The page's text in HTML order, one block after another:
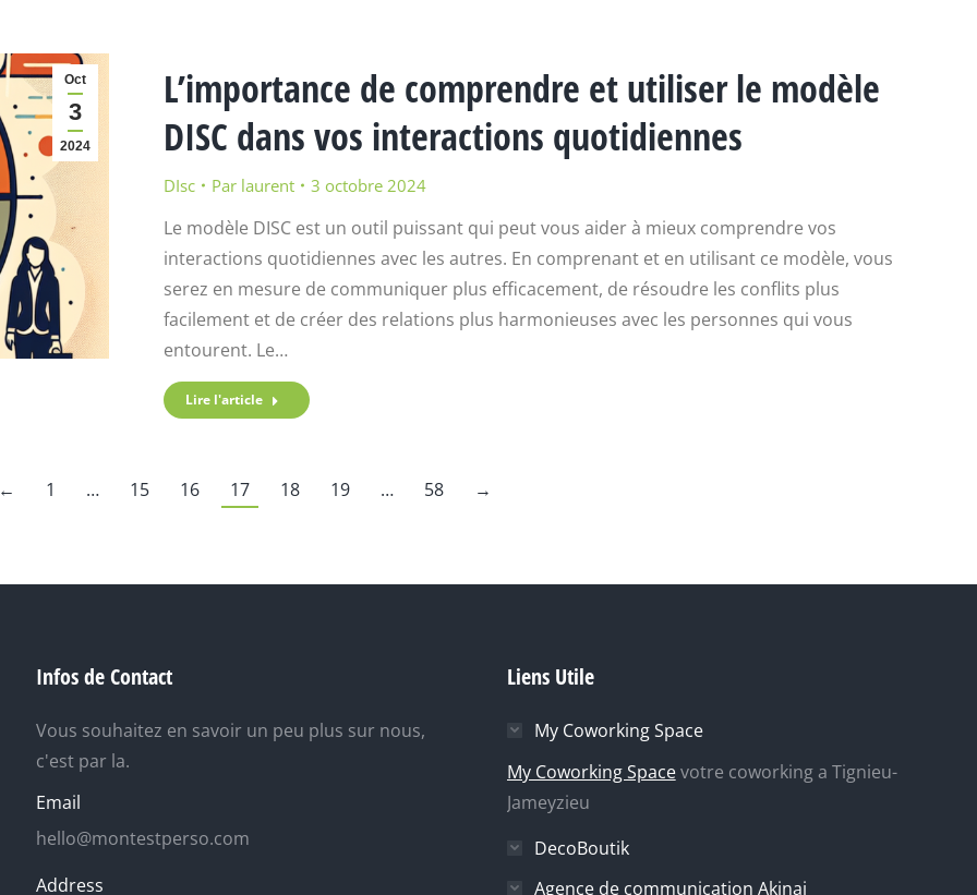
Oct
3
2024
L’importance de comprendre et utiliser le modèle
DISC dans vos interactions quotidiennes
DIsc Par laurent 3 octobre 2024
Le modèle DISC est un outil puissant qui peut vous aider à mieux comprendre vos
interactions quotidiennes avec les autres. En comprenant et en utilisant ce modèle, vous
serez en mesure de communiquer plus efficacement, de résoudre les conflits plus
facilement et de créer des relations plus harmonieuses avec les personnes qui vous
entourent. Le…
Lire l'article
1 … 15 16 17 18 19 … 58 →
Infos de Contact
Vous souhaitez en savoir un peu plus sur nous,
c'est par la.
Email
hello@montestperso.com
Address
Liens Utile
My Coworking Space
My Coworking Spacevotre coworking a Tignieu-
Jameyzieu
DecoBoutik
Agence de communication Akinai